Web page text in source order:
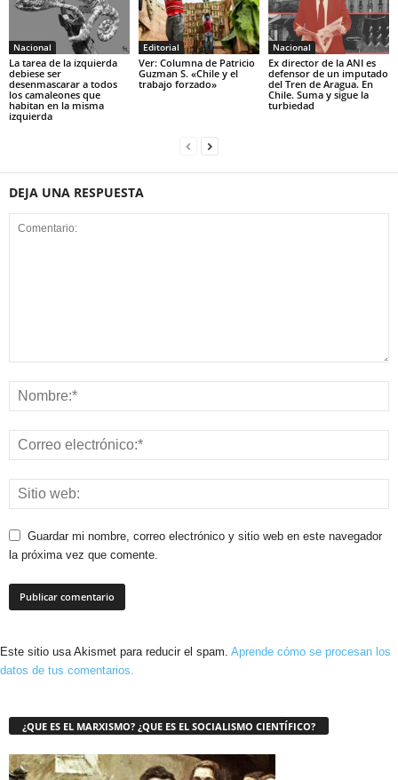
Nacional
La tarea de la izquierda
debiese ser
desenmascarar a todos
los camaleones que
habitan en la misma
izquierda
Editorial
Ver: Columna de Patricio
Guzman S. «Chile y el
trabajo forzado»
Nacional
Ex director de la ANI es
defensor de un imputado
del Tren de Aragua. En
Chile. Suma y sigue la
turbiedad
DEJA UNA RESPUESTA
Guardar mi nombre, correo electrónico y sitio web en este navegador
la próxima vez que comente.
Este sitio usa Akismet para reducir el spam. Aprende cómo se procesan los
datos de tus comentarios.
¿QUE ES EL MARXISMO? ¿QUE ES EL SOCIALISMO CIENTÍFICO?